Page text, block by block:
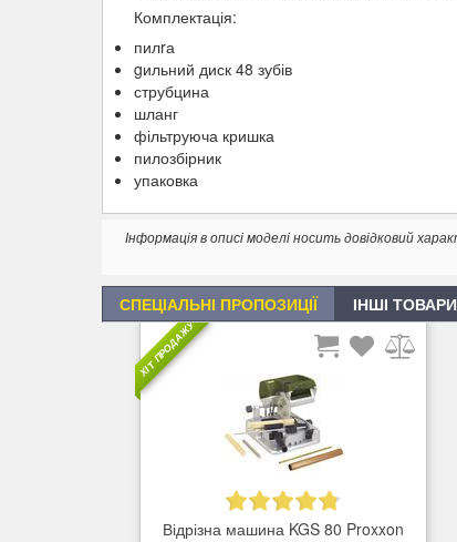
Комплектація:
пилrа
gильний диск 48 зубів
струбцина
шланг
фільтруюча кришка
пилозбірник
упаковка
Інформація в описі моделі носить довідковий
СПЕЦІАЛЬНІ ПРОПОЗИЦІЇ ІНШІ
ХІТ ПРОДАЖУ
Відрізна машина KGS 80 Proxxon